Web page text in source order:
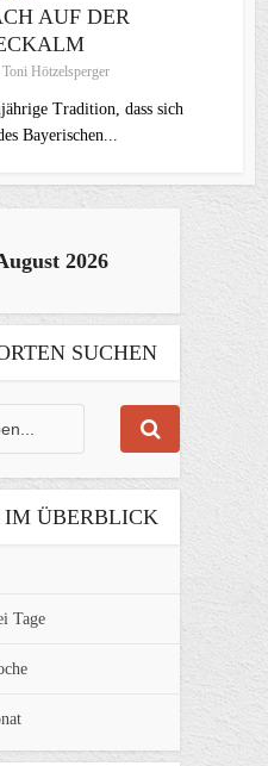
AUF DER
Toni Hötzelsperger
Tradition, dass sich
Bayerischen...
2026
SUCHEN
ÜBERBLICK
Tage